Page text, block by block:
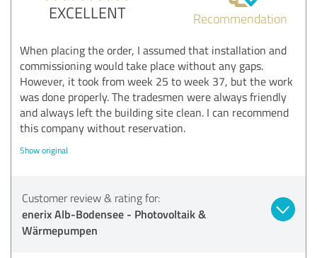
EXCELLENT Recommendation
When placing the order, I assumed that installation and
commissioning would take place without any gaps.
However, it took from week 25 to week 37, but the work
was done properly. The tradesmen were always friendly
and always left the building site clean. I can recommend
this company without reservation.
Show original
Customer review & rating for:
enerix Alb-Bodensee - Photovoltaik &
Wärmepumpen